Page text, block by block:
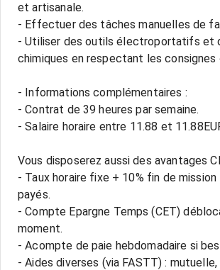
et artisanale.
- Effectuer des tâches manuelles de
- Utiliser des outils électroportatifs et
chimiques en respectant les consignes
- Informations complémentaires :
- Contrat de 39 heures par semaine.
- Salaire horaire entre 11.88 et
Vous disposerez aussi des avantages
- Taux horaire fixe + 10% fin de
payés.
- Compte Epargne Temps (CET)
moment.
- Acompte de paie hebdomadaire si
- Aides diverses (via FASTT) :